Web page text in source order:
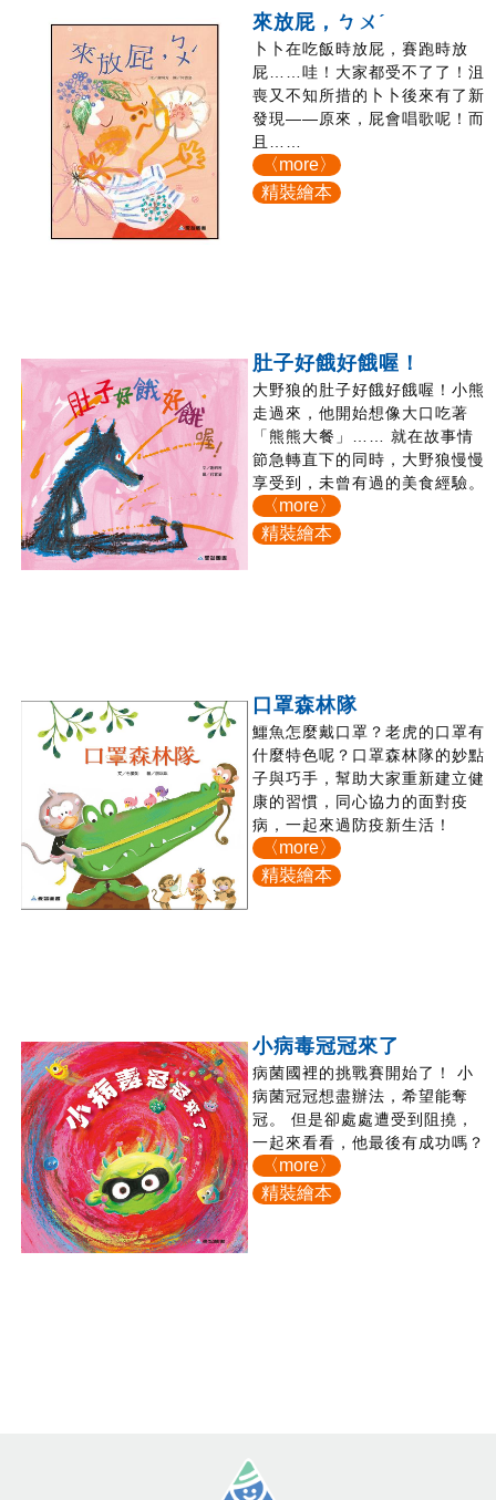
來放屁，ㄅㄨˊ
卜卜在吃飯時放屁，賽跑時放
屁……哇！大家都受不了了！沮
喪又不知所措的卜卜後來有了新
發現――原來，屁會唱歌呢！而
且……
〈more〉
精裝繪本
肚子好餓好餓喔！
大野狼的肚子好餓好餓喔！小熊
走過來，他開始想像大口吃著
「熊熊大餐」…… 就在故事情
節急轉直下的同時，大野狼慢慢
享受到，未曾有過的美食經驗。
〈more〉
精裝繪本
口罩森林隊
鱷魚怎麼戴口罩？老虎的口罩有
什麼特色呢？口罩森林隊的妙點
子與巧手，幫助大家重新建立健
康的習慣，同心協力的面對疫
病，一起來過防疫新生活！
〈more〉
精裝繪本
小病毒冠冠來了
病菌國裡的挑戰賽開始了！ 小
病菌冠冠想盡辦法，希望能奪
冠。 但是卻處處遭受到阻撓，
一起來看看，他最後有成功嗎？
〈more〉
精裝繪本